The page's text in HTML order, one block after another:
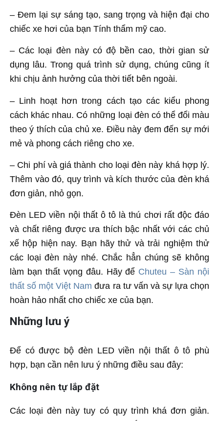
– Đem lại sự sáng tạo, sang trọng và hiện đại cho
chiếc xe hơi của bạn Tính thẩm mỹ cao.
– Các loại đèn này có độ bền cao, thời gian sử
dụng lâu. Trong quá trình sử dụng, chúng cũng ít
khi chịu ảnh hưởng của thời tiết bên ngoài.
– Linh hoạt hơn trong cách tạo các kiểu phong
cách khác nhau. Có những loại đèn có thể đổi màu
theo ý thích của chủ xe. Điều này đem đến sự mới
mẻ và phong cách riêng cho xe.
– Chi phí và giá thành cho loại đèn này khá hợp lý.
Thêm vào đó, quy trình và kích thước của đèn khá
đơn giản, nhỏ gọn.
Đèn LED viền nội thất ô tô là thú chơi rất độc đáo
và chất riêng được ưa thích bậc nhất với các chủ
xế hộp hiện nay. Bạn hãy thử và trải nghiệm thử
các loại đèn này nhé. Chắc hẳn chúng sẽ không
làm bạn thất vọng đâu. Hãy để Chuteu – Sàn nội
thất số một Việt Nam đưa ra tư vấn và sự lựa chọn
hoàn hảo nhất cho chiếc xe của bạn.
Những lưu ý
Để có được bộ đèn LED viền nội thất ô tô phù
hợp, bạn cần nên lưu ý những điều sau đây:
Không nên tự lắp đặt
Các loại đèn này tuy có quy trình khá đơn giản.